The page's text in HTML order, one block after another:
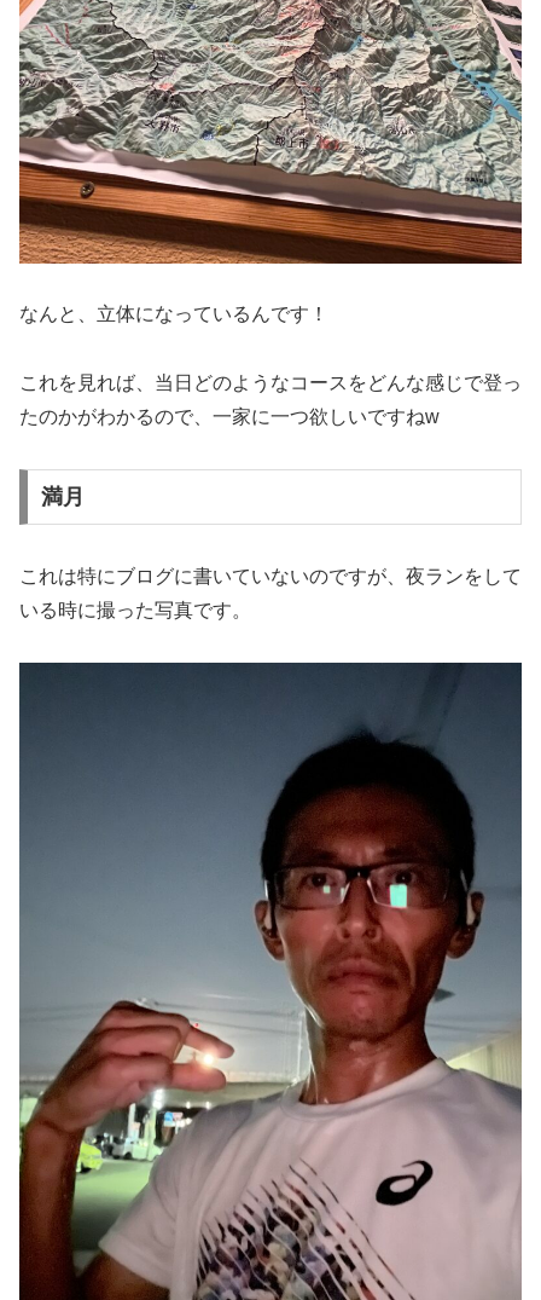
なんと、立体になっているんです！
これを見れば、当日どのようなコースをどんな感じで登っ
たのかがわかるので、一家に一つ欲しいですねw
満月
これは特にブログに書いていないのですが、夜ランをして
いる時に撮った写真です。